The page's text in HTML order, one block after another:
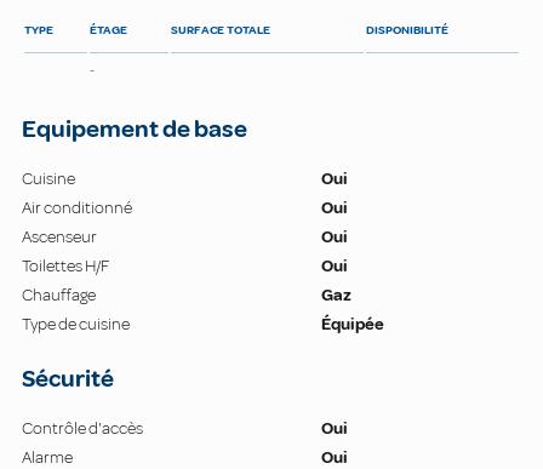
TYPE ÉTAGE SURFACE TOTALE DISPONIBILITÉ
-
Equipement de base
Cuisine
Oui
Air conditionné
Oui
Ascenseur
Oui
Toilettes H/F
Oui
Chauffage
Gaz
Type de cuisine
Équipée
Sécurité
Contrôle d'accès
Oui
Alarme
Oui